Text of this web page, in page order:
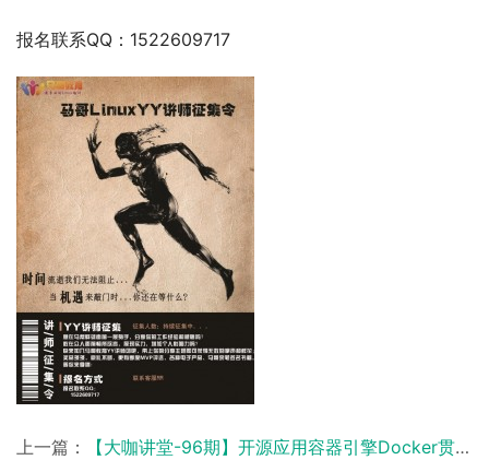
报名联系QQ：1522609717
上一篇：
【大咖讲堂-96期】开源应用容器引擎Docker贯穿式讲解